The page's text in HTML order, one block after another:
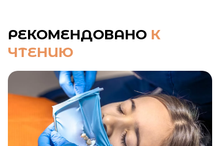
РЕКОМЕНДОВАНО К
ЧТЕНИЮ